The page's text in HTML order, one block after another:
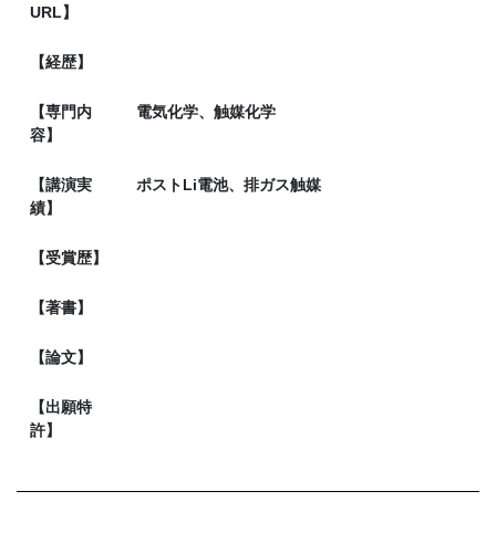
URL】
【経歴】
【専門内
容】
電気化学、触媒化学
【講演実
績】
ポストLi電池、排ガス触媒
【受賞歴】
【著書】
【論文】
【出願特
許】